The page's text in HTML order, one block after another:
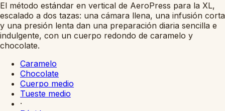
El método estándar en vertical de AeroPress para la XL,
escalado a dos tazas: una cámara llena, una infusión corta
y una presión lenta dan una preparación diaria sencilla e
indulgente, con un cuerpo redondo de caramelo y
chocolate.
Caramelo
Chocolate
Cuerpo medio
Tueste medio
·